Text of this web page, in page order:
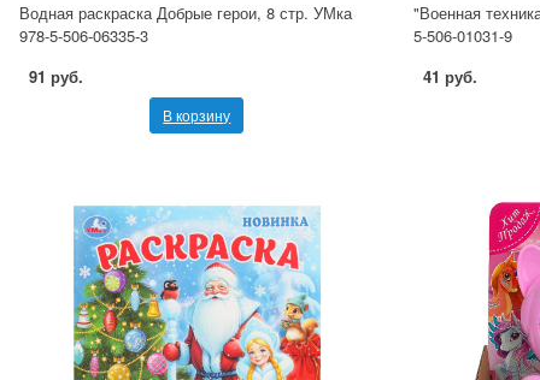
Водная раскраска Добрые герои, 8 стр. УМка
978-5-506-06335-3
91 руб.
В корзину
"Военная
5-506-01031-9
41 руб.